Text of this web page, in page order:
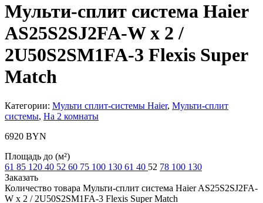
Мульти-сплит система Haier
AS25S2SJ2FA-W x 2 /
2U50S2SM1FA-3 Flexis Super
Match
Категории: Мульти сплит-системы Haier, Мульти-сплит
системы, На 2 комнаты
6920 BYN
Площадь до (м²)
61 85 120 40 52 60 75 100 130 61 40 52 78 100 130
Заказать
Количество товара Мульти-сплит система Haier AS25S2SJ2FA-
W x 2 / 2U50S2SM1FA-3 Flexis Super Match